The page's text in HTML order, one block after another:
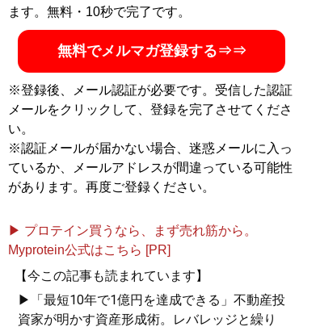
ます。無料・10秒で完了です。
無料でメルマガ登録する⇒⇒
※登録後、メール認証が必要です。受信した認証
メールをクリックして、登録を完了させてくださ
い。
※認証メールが届かない場合、迷惑メールに入っ
ているか、メールアドレスが間違っている可能性
があります。再度ご登録ください。
▶ プロテイン買うなら、まず売れ筋から。
Myprotein公式はこちら [PR]
【今この記事も読まれています】
▶「最短10年で1億円を達成できる」不動産投
資家が明かす資産形成術。レバレッジと繰り